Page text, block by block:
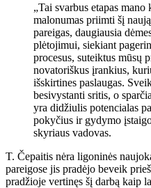
„Tai svarbus etapas
malonumas priimti šį
pareigas, daugiausia
plėtojimui, siekiant
procesus, suteiktus mūsų
novatoriškus įrankius,
išskirtines paslaugas.
besivystanti sritis, o
yra didžiulis potencialas
pokyčius ir gydymo
skyriaus vadovas.
T. Čepaitis nėra ligoninės
pareigose jis pradėjo beveik
pradžioje vertinęs šį darbą kaip